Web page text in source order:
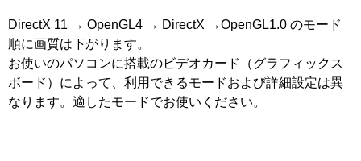
DirectX 11 → OpenGL4 → DirectX →OpenGL1.0 のモード
順に画質は下がります。
お使いのパソコンに搭載のビデオカード（グラフィックス
ボード）によって、利用できるモードおよび詳細設定は異
なります。適したモードでお使いください。